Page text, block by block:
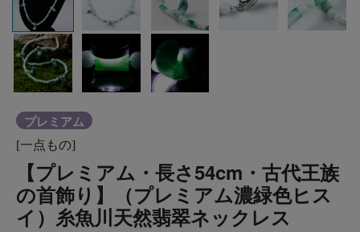
プレミアム
[一点もの]
【プレミアム・長さ54cm・古代王族
の首飾り】（プレミアム濃緑色ヒス
イ）糸魚川天然翡翠ネックレス